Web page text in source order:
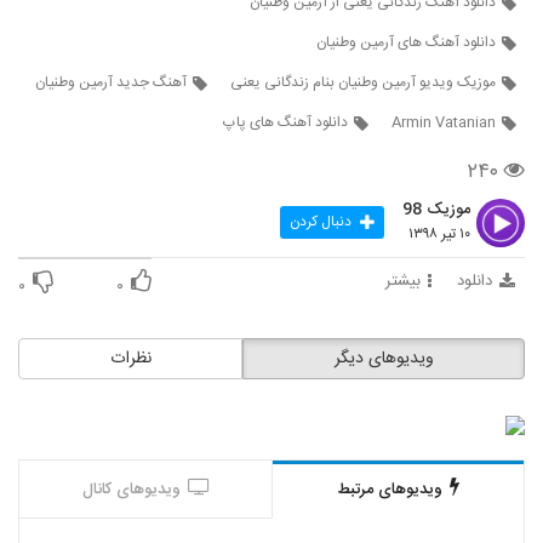
4379
Mohammad Farjad Avaz Kardam
Zendegimo
۲۷۶ بازدید
4381
۲۴۸ بازدید
Keyvan Emadi Darde Bi Amoon
دانلود آهنگ آرمین وطنیان زندگی یعنی
۲۵۶ بازدید
دانلود آهنگ لطفا ساکت 2 از رضا جعفری
دانلود آهنگ های آرمین وطنیان
موزیک ویدیو آرمین وطنیان بنام زندگانی یعنی
آهنگ جدید آرمین وطنیان
Armin Vatanian
دانلود آهنگ های پاپ
۲۴۰
موزیک 98
۱۰ تیر ۱۳۹۸ دنبال کردن
دانلود بیشتر ۰ ۰
نظرات ویدیوهای دیگر
ویدیوهای مرتبط ویدیوهای کانال